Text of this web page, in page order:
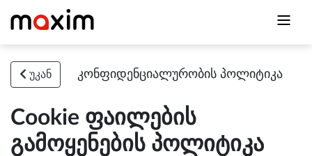
უკან კონფიდენციალურობის პოლიტიკა
Cookie ფაილების
გამოყენების პოლიტიკა